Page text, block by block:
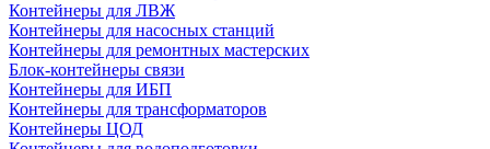
Контейнеры для ЛВЖ
Контейнеры для насосных станций
Контейнеры для ремонтных мастерских
Блок-контейнеры связи
Контейнеры для ИБП
Контейнеры для трансформаторов
Контейнеры ЦОД